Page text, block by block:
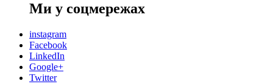
Ми у соцмережах
instagram
Facebook
LinkedIn
Google+
Twitter